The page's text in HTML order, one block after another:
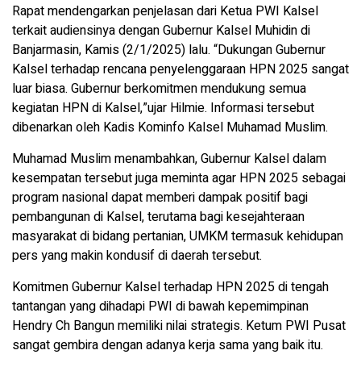
Rapat mendengarkan penjelasan dari Ketua PWI Kalsel
terkait audiensinya dengan Gubernur Kalsel Muhidin di
Banjarmasin, Kamis (2/1/2025) lalu. “Dukungan Gubernur
Kalsel terhadap rencana penyelenggaraan HPN 2025 sangat
luar biasa. Gubernur berkomitmen mendukung semua
kegiatan HPN di Kalsel,”ujar Hilmie. Informasi tersebut
dibenarkan oleh Kadis Kominfo Kalsel Muhamad Muslim.
Muhamad Muslim menambahkan, Gubernur Kalsel dalam
kesempatan tersebut juga meminta agar HPN 2025 sebagai
program nasional dapat memberi dampak positif bagi
pembangunan di Kalsel, terutama bagi kesejahteraan
masyarakat di bidang pertanian, UMKM termasuk kehidupan
pers yang makin kondusif di daerah tersebut.
Komitmen Gubernur Kalsel terhadap HPN 2025 di tengah
tantangan yang dihadapi PWI di bawah kepemimpinan
Hendry Ch Bangun memiliki nilai strategis. Ketum PWI Pusat
sangat gembira dengan adanya kerja sama yang baik itu.